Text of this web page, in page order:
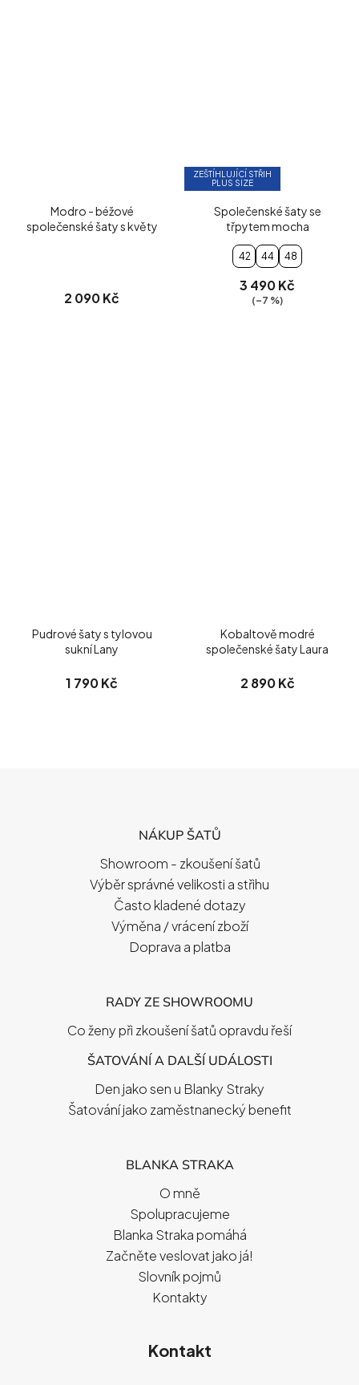
Modro - béžové
společenské šaty s květy
2 090 Kč
ZEŠTÍHLUJÍCÍ STŘIH
PLUS SIZE
Společenské šaty se
třpytem mocha
42 44 48
3 490 Kč
(–7 %)
Pudrové šaty s tylovou
sukní Lany
1 790 Kč
Kobaltově modré
společenské šaty Laura
2 890 Kč
NÁKUP ŠATŮ
Showroom - zkoušení šatů
Výběr správné velikosti a střihu
Často kladené dotazy
Výměna / vrácení zboží
Doprava a platba
RADY ZE SHOWROOMU
Co ženy při zkoušení šatů opravdu řeší
ŠATOVÁNÍ A DALŠÍ UDÁLOSTI
Den jako sen u Blanky Straky
Šatování jako zaměstnanecký benefit
BLANKA STRAKA
O mně
Spolupracujeme
Blanka Straka pomáhá
Začněte veslovat jako já!
Slovník pojmů
Kontakty
Kontakt